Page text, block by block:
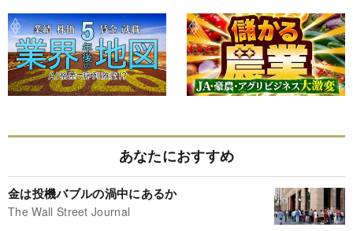
あなたにおすすめ
金は投機バブルの渦中にあるか
The Wall Street Journal